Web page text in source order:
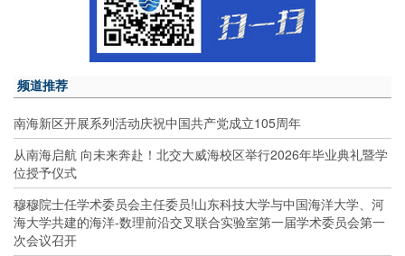
频道推荐
南海新区开展系列活动庆祝中国共产党成立105周年
从南海启航 向未来奔赴！北交大威海校区举行2026年毕业典礼暨学
位授予仪式
穆穆院士任学术委员会主任委员!山东科技大学与中国海洋大学、河
海大学共建的海洋-数理前沿交叉联合实验室第一届学术委员会第一
次会议召开